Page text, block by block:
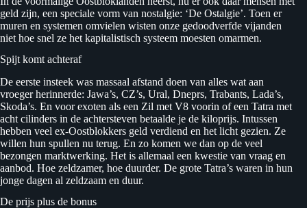
geld zijn, een speciale vorm van nostalgie: ‘De Ostalgie’. Toen er
muren en systemen omvielen wisten onze gedoodverfde vijanden
niet hoe snel ze het kapitalistisch systeem moesten omarmen.
Spijt komt achteraf
De eerste insteek was massaal afstand doen van alles wat aan
vroeger herinnerde: Jawa’s, CZ’s, Ural, Dneprs, Trabants, Lada’s,
Skoda’s. En voor exoten als een Zil met V8 voorin of een Tatra met
acht cilinders in de achtersteven betaalde je de kiloprijs. Intussen
hebben veel ex-Oostblokkers geld verdiend en het licht gezien. Ze
willen hun spullen nu terug. En zo komen we dan op de veel
bezongen marktwerking. Het is allemaal een kwestie van vraag en
aanbod. Hoe zeldzamer, hoe duurder. De grote Tatra’s waren in hun
jonge dagen al zeldzaam en duur.
De prijs plus de bonus